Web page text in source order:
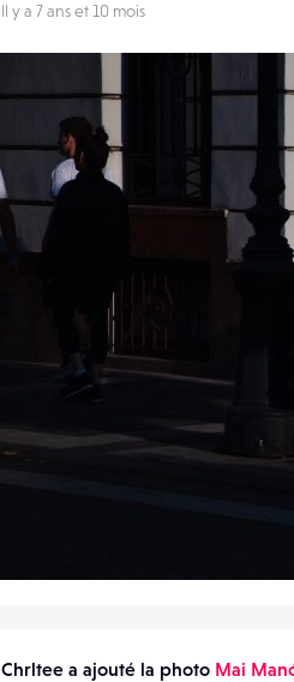
Il y a 7 ans et 10 mois
19
Chrltee a ajouté la photo Mai